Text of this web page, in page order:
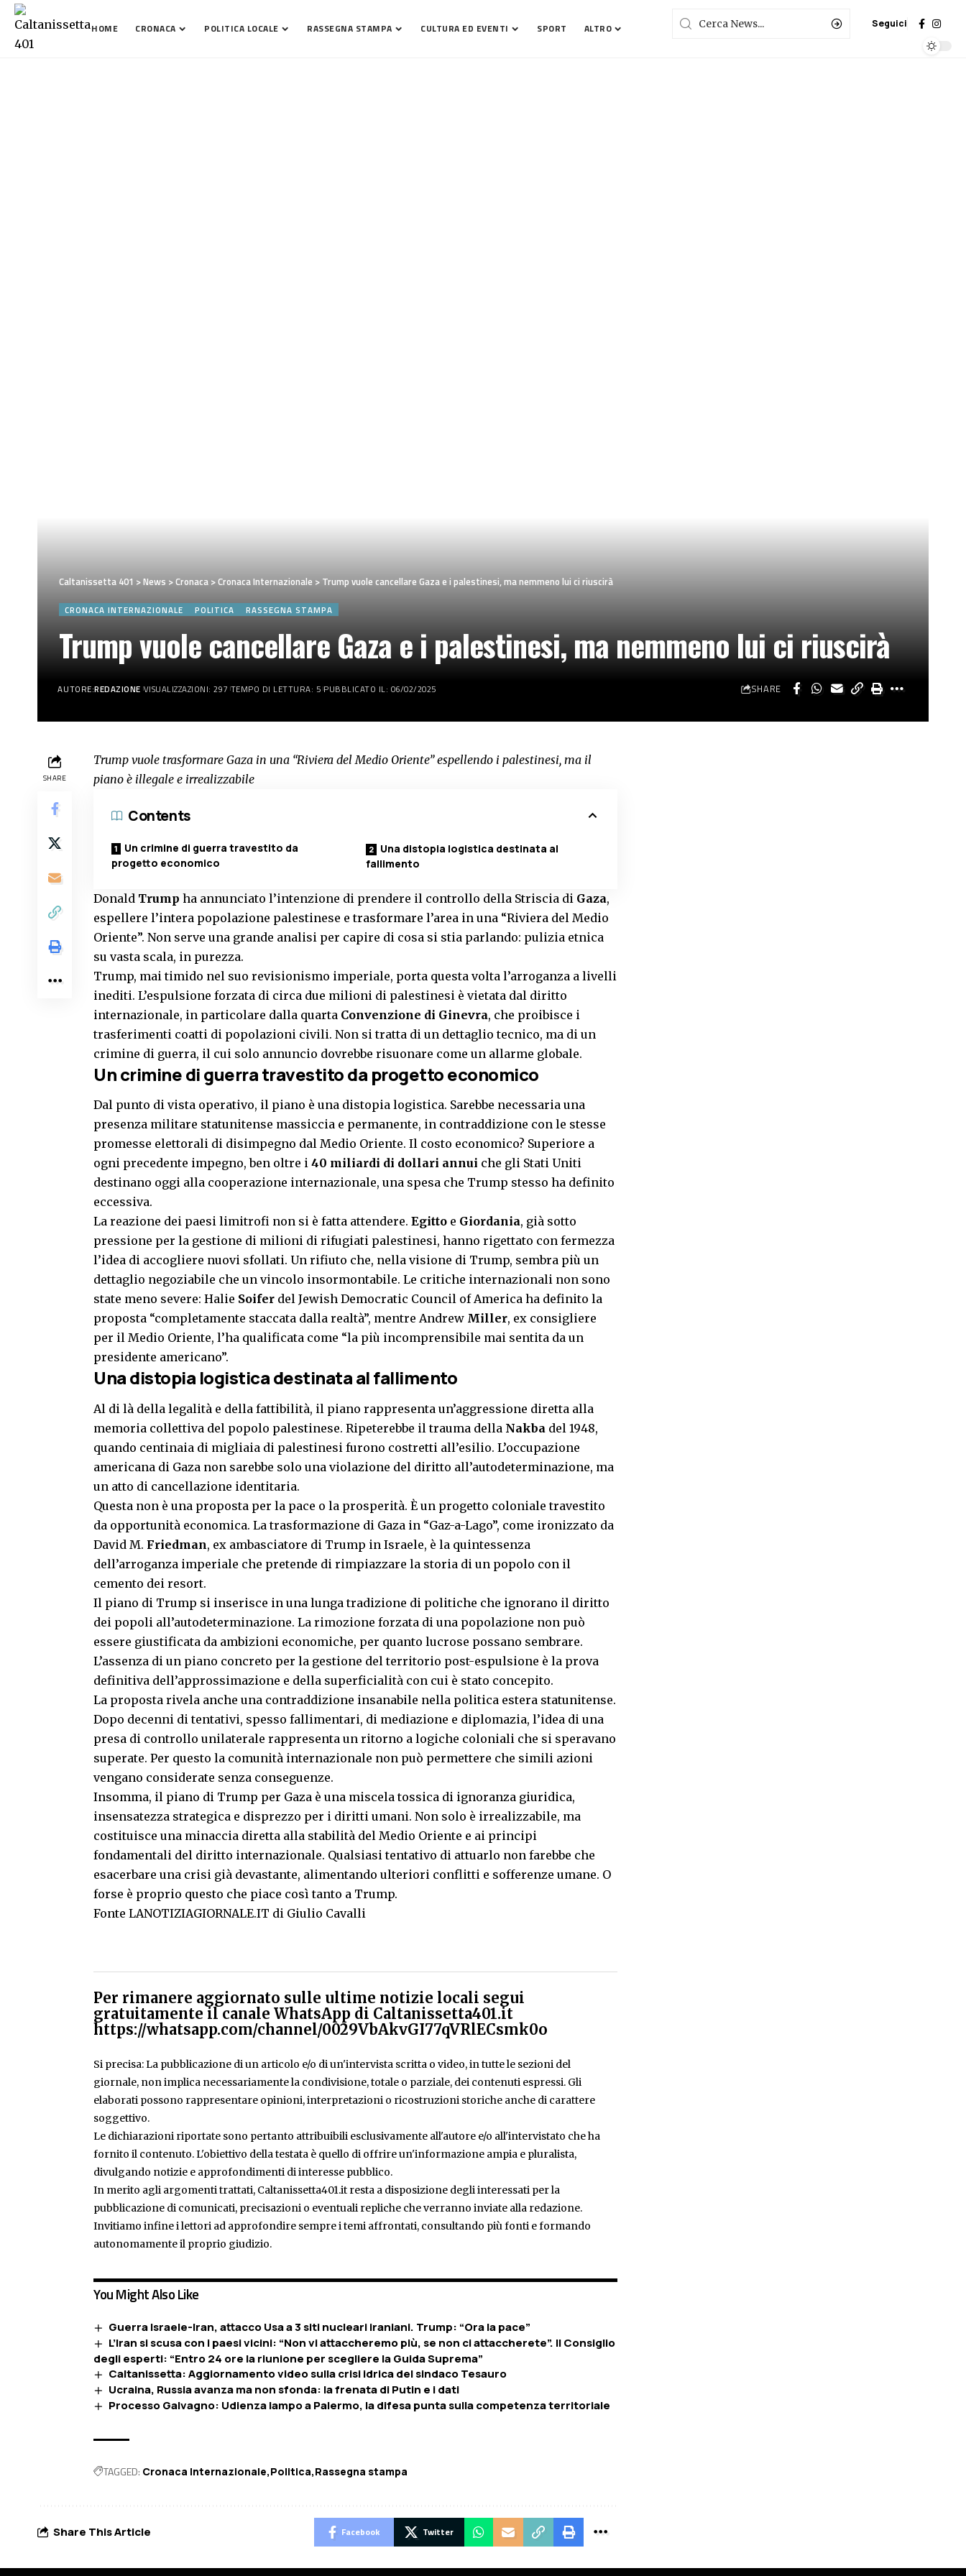
HOME CRONACA POLITICA LOCALE RASSEGNA STAMPA CULTURA ED EVENTI SPORT ALTRO Seguici
Caltanissetta 401 >News >Cronaca >Cronaca Internazionale > Trump vuole cancellare Gaza e i palestinesi, ma nemmeno lui ci riuscirà
CRONACA INTERNAZIONALE POLITICA RASSEGNA STAMPA
Trump vuole cancellare Gaza e i palestinesi, ma nemmeno lui ci riuscirà
AUTORE:REDAZIONE VISUALIZZAZIONI: 297 TEMPO DI LETTURA: 5 PUBBLICATO IL: 06/02/2025 SHARE
SHARE
Trump vuole trasformare Gaza in una “Riviera del Medio Oriente” espellendo i palestinesi, ma il
piano è illegale e irrealizzabile
Contents
Un crimine di guerra travestito da
progetto economico
Una distopia logistica destinata al
fallimento
Donald Trump ha annunciato l’intenzione di prendere il controllo della Striscia di Gaza,
espellere l’intera popolazione palestinese e trasformare l’area in una “Riviera del Medio
Oriente”. Non serve una grande analisi per capire di cosa si stia parlando: pulizia etnica
su vasta scala, in purezza.
Trump, mai timido nel suo revisionismo imperiale, porta questa volta l’arroganza a livelli
inediti. L’espulsione forzata di circa due milioni di palestinesi è vietata dal diritto
internazionale, in particolare dalla quarta Convenzione di Ginevra, che proibisce i
trasferimenti coatti di popolazioni civili. Non si tratta di un dettaglio tecnico, ma di un
crimine di guerra, il cui solo annuncio dovrebbe risuonare come un allarme globale.
Un crimine di guerra travestito da progetto economico
Dal punto di vista operativo, il piano è una distopia logistica. Sarebbe necessaria una
presenza militare statunitense massiccia e permanente, in contraddizione con le stesse
promesse elettorali di disimpegno dal Medio Oriente. Il costo economico? Superiore a
ogni precedente impegno, ben oltre i 40 miliardi di dollari annui che gli Stati Uniti
destinano oggi alla cooperazione internazionale, una spesa che Trump stesso ha definito
eccessiva.
La reazione dei paesi limitrofi non si è fatta attendere. Egitto e Giordania, già sotto
pressione per la gestione di milioni di rifugiati palestinesi, hanno rigettato con fermezza
l’idea di accogliere nuovi sfollati. Un rifiuto che, nella visione di Trump, sembra più un
dettaglio negoziabile che un vincolo insormontabile. Le critiche internazionali non sono
state meno severe: Halie Soifer del Jewish Democratic Council of America ha definito la
proposta “completamente staccata dalla realtà”, mentre Andrew Miller, ex consigliere
per il Medio Oriente, l’ha qualificata come “la più incomprensibile mai sentita da un
presidente americano”.
Una distopia logistica destinata al fallimento
Al di là della legalità e della fattibilità, il piano rappresenta un’aggressione diretta alla
memoria collettiva del popolo palestinese. Ripeterebbe il trauma della Nakba del 1948,
quando centinaia di migliaia di palestinesi furono costretti all’esilio. L’occupazione
americana di Gaza non sarebbe solo una violazione del diritto all’autodeterminazione, ma
un atto di cancellazione identitaria.
Questa non è una proposta per la pace o la prosperità. È un progetto coloniale travestito
da opportunità economica. La trasformazione di Gaza in “Gaz-a-Lago”, come ironizzato da
David M. Friedman, ex ambasciatore di Trump in Israele, è la quintessenza
dell’arroganza imperiale che pretende di rimpiazzare la storia di un popolo con il
cemento dei resort.
Il piano di Trump si inserisce in una lunga tradizione di politiche che ignorano il diritto
dei popoli all’autodeterminazione. La rimozione forzata di una popolazione non può
essere giustificata da ambizioni economiche, per quanto lucrose possano sembrare.
L’assenza di un piano concreto per la gestione del territorio post-espulsione è la prova
definitiva dell’approssimazione e della superficialità con cui è stato concepito.
La proposta rivela anche una contraddizione insanabile nella politica estera statunitense.
Dopo decenni di tentativi, spesso fallimentari, di mediazione e diplomazia, l’idea di una
presa di controllo unilaterale rappresenta un ritorno a logiche coloniali che si speravano
superate. Per questo la comunità internazionale non può permettere che simili azioni
vengano considerate senza conseguenze.
Insomma, il piano di Trump per Gaza è una miscela tossica di ignoranza giuridica,
insensatezza strategica e disprezzo per i diritti umani. Non solo è irrealizzabile, ma
costituisce una minaccia diretta alla stabilità del Medio Oriente e ai principi
fondamentali del diritto internazionale. Qualsiasi tentativo di attuarlo non farebbe che
esacerbare una crisi già devastante, alimentando ulteriori conflitti e sofferenze umane. O
forse è proprio questo che piace così tanto a Trump.
Fonte LANOTIZIAGIORNALE.IT di Giulio Cavalli
Per rimanere aggiornato sulle ultime notizie locali segui
gratuitamente il canale WhatsApp di Caltanissetta401.it
https://whatsapp.com/channel/0029VbAkvGI77qVRlECsmk0o
Si precisa: La pubblicazione di un articolo e/o di un'intervista scritta o video, in tutte le sezioni del
giornale, non implica necessariamente la condivisione, totale o parziale, dei contenuti espressi. Gli
elaborati possono rappresentare opinioni, interpretazioni o ricostruzioni storiche anche di carattere
soggettivo.
Le dichiarazioni riportate sono pertanto attribuibili esclusivamente all'autore e/o all'intervistato che ha
fornito il contenuto. L'obiettivo della testata è quello di offrire un'informazione ampia e pluralista,
divulgando notizie e approfondimenti di interesse pubblico.
In merito agli argomenti trattati, Caltanissetta401.it resta a disposizione degli interessati per la
pubblicazione di comunicati, precisazioni o eventuali repliche che verranno inviate alla redazione.
Invitiamo infine i lettori ad approfondire sempre i temi affrontati, consultando più fonti e formando
autonomamente il proprio giudizio.
You Might Also Like
Guerra Israele-Iran, attacco Usa a 3 siti nucleari iraniani. Trump: “Ora la pace”
L’Iran si scusa con i paesi vicini: “Non vi attaccheremo più, se non ci attaccherete”. Il Consiglio
degli esperti: “Entro 24 ore la riunione per scegliere la Guida Suprema”
Caltanissetta: Aggiornamento video sulla crisi idrica del sindaco Tesauro
Ucraina, Russia avanza ma non sfonda: la frenata di Putin e i dati
Processo Galvagno: Udienza lampo a Palermo, la difesa punta sulla competenza territoriale
TAGGED: Cronaca Internazionale Politica Rassegna stampa
Share This Article Facebook Twitter